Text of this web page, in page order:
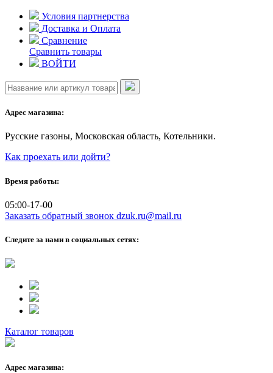
Skip
content
Условия партнерства
Доставка и Оплата
Сравнение
Сравнить товары
ВОЙТИ
Адрес магазина:
Русские газоны, Московская область, Котельники.
Как проехать или дойти?
Время работы:
05:00-17-00
Заказать обратный звонок dzuk.ru@mail.ru
Следите за нами в социальных сетях:
Каталог товаров
Адрес магазина: